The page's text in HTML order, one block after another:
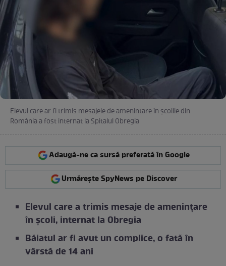
Elevul care ar fi trimis mesajele de amenințare în școlile din
România a fost internat la Spitalul Obregia
Adaugă-ne ca sursă preferată în Google
Urmărește SpyNews pe Discover
Elevul care a trimis mesaje de amenințare
în școli, internat la Obregia
Băiatul ar fi avut un complice, o fată în
vârstă de 14 ani